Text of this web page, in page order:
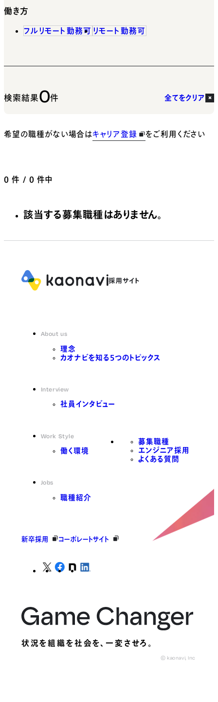
働き方
フルリモート勤務可 リモート勤務可
検索結果0件 全てをクリア
希望の職種がない場合はキャリア登録 をご利用ください
0 件 / 0 件中
該当する募集職種はありません。
About us
理念
カオナビを知る5つのトピックス
Interview
社員インタビュー
Work Style
働く環境
Jobs
職種紹介
募集職種
エンジニア採用
よくある質問
新卒採用 コーポレートサイト
状況を組織を社会を、一変させろ。
© kaonavi, Inc